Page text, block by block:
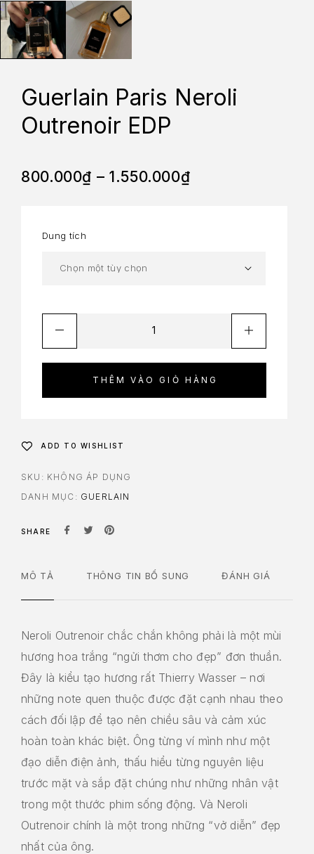
Guerlain Paris Neroli
Outrenoir EDP
800.000₫ – 1.550.000₫
Dung tích
THÊM VÀO GIỎ HÀNG
ADD TO WISHLIST
SKU: KHÔNG ÁP DỤNG
DANH MỤC: GUERLAIN
SHARE
MÔ TẢ THÔNG TIN BỔ SUNG ĐÁNH GIÁ
Neroli Outrenoir chắc chắn không phải là một mùi
hương hoa trắng “ngửi thơm cho đẹp” đơn thuần.
Đây là kiểu tạo hương rất Thierry Wasser – nơi
những note quen thuộc được đặt cạnh nhau theo
cách đối lập để tạo nên chiều sâu và cảm xúc
hoàn toàn khác biệt. Ông từng ví mình như một
đạo diễn điện ảnh, thấu hiểu từng nguyên liệu
trước mặt và sắp đặt chúng như những nhân vật
trong một thước phim sống động. Và Neroli
Outrenoir chính là một trong những “vở diễn” đẹp
nhất của ông.